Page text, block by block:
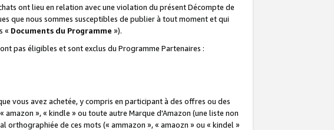
ont lieu en relation avec une violation du présent Décompte de
que nous sommes susceptibles de publier à tout moment et qui
« Documents du Programme »).
pas éligibles et sont exclus du Programme Partenaires :
vous avez achetée, y compris en participant à des offres ou des
», « kindle » ou toute autre Marque d'Amazon (une liste non
orthographiée de ces mots (« ammazon », « amaozn » ou « kindel »